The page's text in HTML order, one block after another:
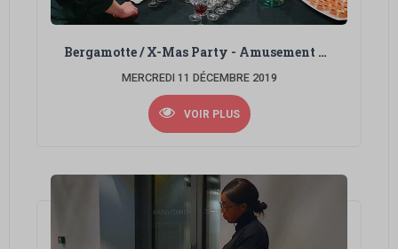
Bergamotte / X-Mas Party - Amusement Park
MERCREDI 11 DÉCEMBRE 2019
VOIR PLUS